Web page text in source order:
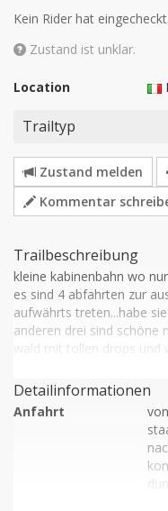
Kein Rider hat eingecheckt.
Zustand ist unklar.
Location
Trailtyp
Zustand melden
Kommentar
Trailbeschreibung
kleine kabinenbahn wo
es sind 4 abfahrten zur
aufwährts treten...habe
anderen drei sind schöne
wald mit tollen drops und
varianten für schnellere
kommt man direkt zur
man findet sich gut
an der bergstation "rifugio
achtung! bahn ist offen
schöne alternative wenn
Detailinformationen
Anfahrt